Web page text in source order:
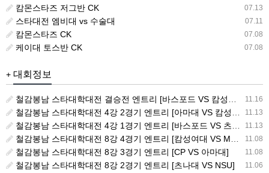
07.13
캄몬스타즈 저그반 CK
07.11
스타대전 엠비대 vs 수술대
07.08
캄몬스타즈 CK
07.08
케이대 토스반 CK
+ 대회정보
11.16
철감봉남 스타대학대전 결승전 엔트리 [바스포드 VS 캄성여대]
11.13
철감봉남 스타대학대전 4강 2경기 엔트리 [아마대 VS 캄성여대]
11.13
철감봉남 스타대학대전 4강 1경기 엔트리 [바스포드 VS 츠나대]
11.08
철감봉남 스타대학대전 8강 4경기 엔트리 [캄성여대 VS MSG]
11.08
철감봉남 스타대학대전 8강 3경기 엔트리 [CP VS 아마대]
11.06
철감봉남 스타대학대전 8강 2경기 엔트리 [츠나대 VS NSU]